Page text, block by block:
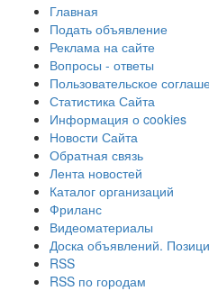
Главная
Подать объявление
Реклама на сайте
Вопросы - ответы
Пользовательское
Статистика Сайта
Информация о cookies
Новости Сайта
Обратная связь
Лента новостей
Каталог организаций
Фриланс
Видеоматериалы
Доска объявлений.
RSS
RSS по городам